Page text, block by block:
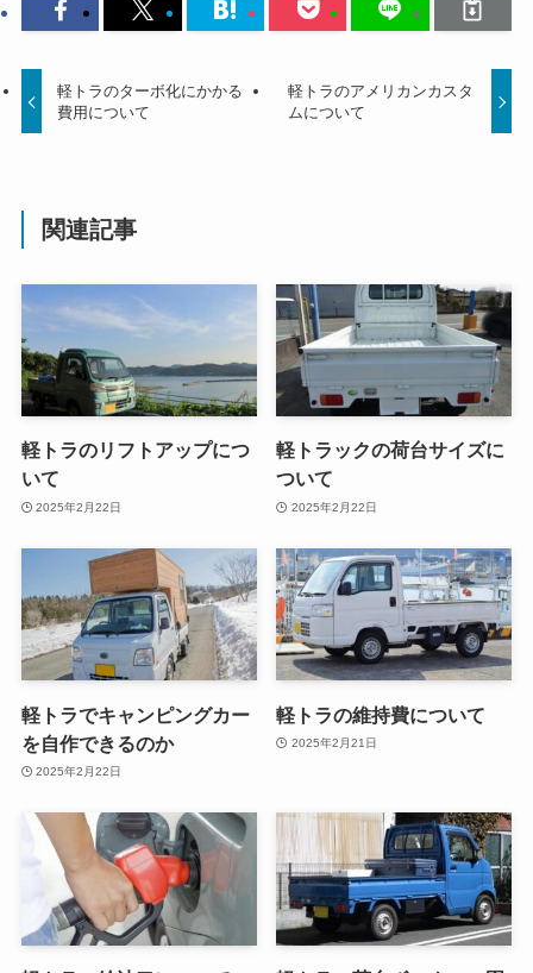
軽トラのターボ化にかかる
費用について
軽トラのアメリカンカスタ
ムについて
関連記事
軽トラのリフトアップにつ
いて
2025年2月22日
軽トラックの荷台サイズに
ついて
2025年2月22日
軽トラでキャンピングカー
を自作できるのか
2025年2月22日
軽トラの維持費について
2025年2月21日